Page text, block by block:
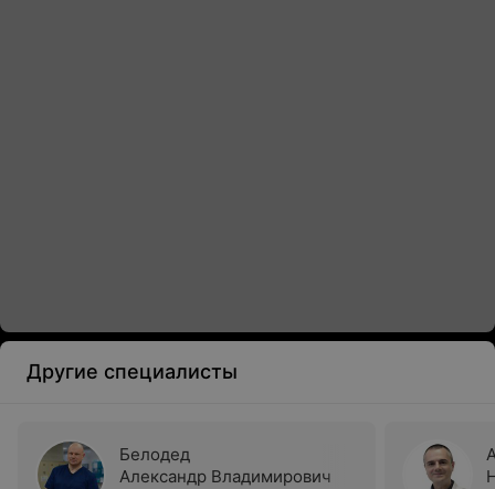
Другие специалисты
Белодед
Александр Владимирович